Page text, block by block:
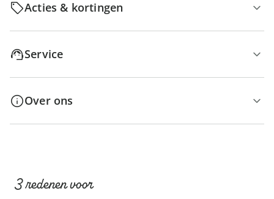
Acties & kortingen
Service
Over ons
3 redenen voor